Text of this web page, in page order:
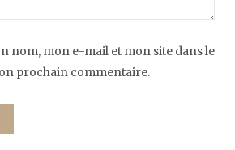
nom, mon e-mail et mon site dans le
prochain commentaire.